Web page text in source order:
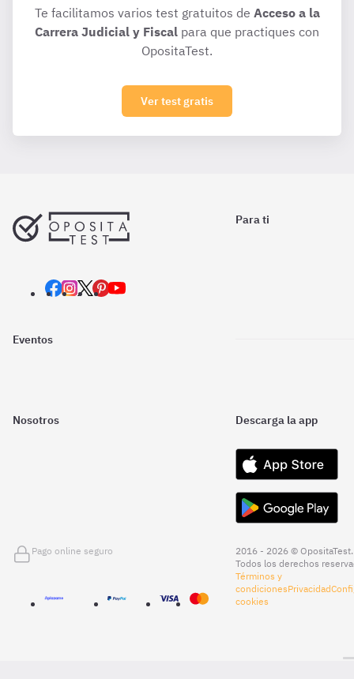
Te facilitamos varios test gratuitos de Acceso a la
Carrera Judicial y Fiscal para que practiques con
OpositaTest.
Ver test gratis
Para ti
Eventos
Nosotros Descarga la app
Pago online seguro
2016 - 2026 © OpositaTest.
Todos los derechos
Términos y
condicionesPrivacidad
cookies